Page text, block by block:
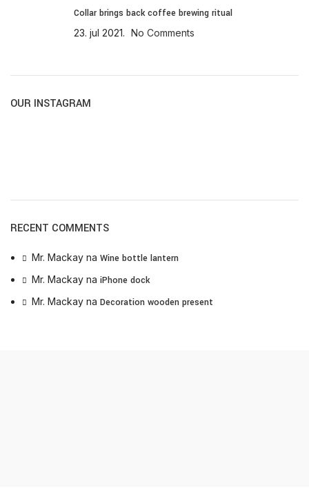
Collar brings back coffee brewing ritual
23. jul 2021. No Comments
OUR INSTAGRAM
RECENT COMMENTS
Mr. Mackay na Wine bottle lantern
Mr. Mackay na iPhone dock
Mr. Mackay na Decoration wooden present